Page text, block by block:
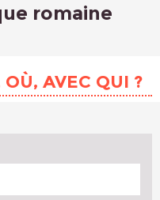
romaine
AVEC QUI ?